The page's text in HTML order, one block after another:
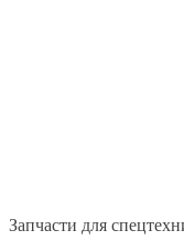
Запчасти для